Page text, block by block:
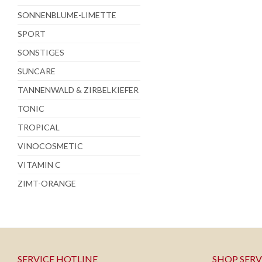
SONNENBLUME-LIMETTE
SPORT
SONSTIGES
SUNCARE
TANNENWALD & ZIRBELKIEFER
TONIC
TROPICAL
VINOCOSMETIC
VITAMIN C
ZIMT-ORANGE
SERVICE HOTLINE SHOP